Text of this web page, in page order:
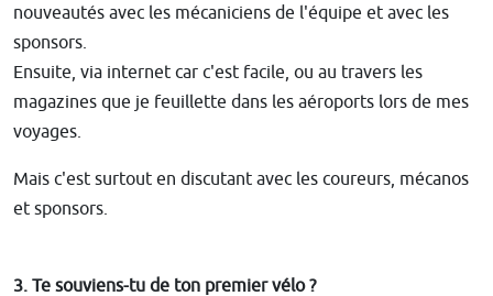
nouveautés avec les mécaniciens de l'équipe et avec les
sponsors.
Ensuite, via internet car c'est facile, ou au travers les
magazines que je feuillette dans les aéroports lors de mes
voyages.
Mais c'est surtout en discutant avec les coureurs, mécanos
et sponsors.
3. Te souviens-tu de ton premier vélo ?